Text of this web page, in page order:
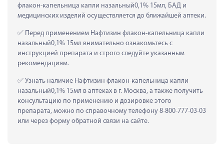
флакон-капельница капли назальный0,1% 15мл, БАД и
медицинских изделий осуществляется до ближайшей аптеки.
Перед применением Нафтизин флакон-капельница капли
назальный0,1% 15мл внимательно ознакомьтесь с
инструкцией препарата и строго следуйте указанным
рекомендациям.
Узнать наличие Нафтизин флакон-капельница капли
назальный0,1% 15мл в аптеках в г. Москва, а также получить
консультацию по применению и дозировке этого
препарата, можно по справочному телефону 8-800-777-03-03
или через форму обратной связи на сайте.